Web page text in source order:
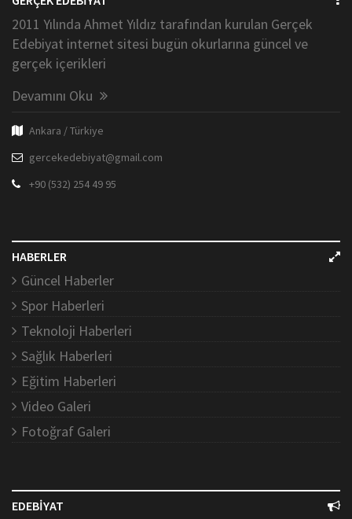
2011 Yılında Ahmet Yıldız tarafından kurulan Gerçek
Edebiyat internet sitesi bugün okurlarına güncel ve
gerçek içerikleri
Devamını Oku
Ankara / Türkiye
gercekedebiyat@gmail.com
+90 (532) 254 49 95
HABERLER
Güncel Haberler
Spor Haberleri
Teknoloji Haberleri
Sağlık Haberleri
Eğitim Haberleri
Video Galeri
Fotoğraf Galeri
EDEBİYAT